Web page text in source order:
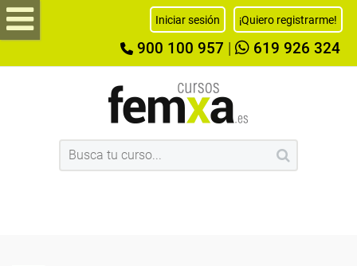
Iniciar sesión ¡Quiero registrarme!
900 100 957 619 926 324